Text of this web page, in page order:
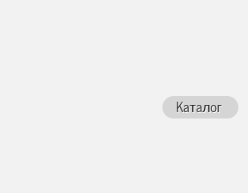
Каталог